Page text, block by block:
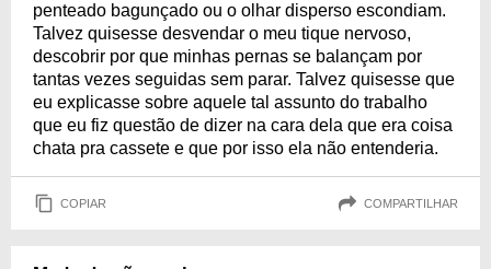
penteado bagunçado ou o olhar disperso escondiam.
Talvez quisesse desvendar o meu tique nervoso,
descobrir por que minhas pernas se balançam por
tantas vezes seguidas sem parar. Talvez quisesse que
eu explicasse sobre aquele tal assunto do trabalho
que eu fiz questão de dizer na cara dela que era coisa
chata pra cassete e que por isso ela não entenderia.
COPIAR COMPARTILHAR